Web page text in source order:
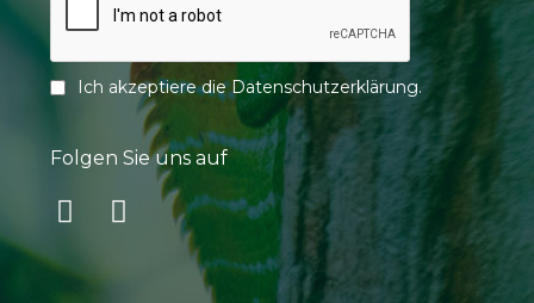
Ich akzeptiere dieDatenschutzerklärung.
Folgen Sie uns auf